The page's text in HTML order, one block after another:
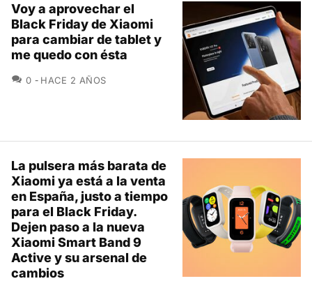
Voy a aprovechar el
Black Friday de Xiaomi
para cambiar de tablet y
me quedo con ésta
0 COMENTARIOS
HACE 2 AÑOS
La pulsera más barata de
Xiaomi ya está a la venta
en España, justo a tiempo
para el Black Friday.
Dejen paso a la nueva
Xiaomi Smart Band 9
Active y su arsenal de
cambios